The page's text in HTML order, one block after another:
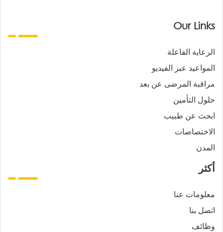
Our Links
الرعاية الفاعلة
المواعيد عبر الفيديو
مراقبة المرضى عن بعد
حلول التأمين
ابحث عن طبيب
الاختصاصات
المدن
أكثر
معلومات عنا
اتصل بنا
وظائف